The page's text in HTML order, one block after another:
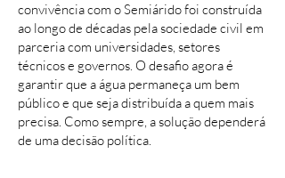
convivência com o Semiárido foi construída
ao longo de décadas pela sociedade civil em
parceria com universidades, setores
técnicos e governos. O desafio agora é
garantir que a água permaneça um bem
público e que seja distribuída a quem mais
precisa. Como sempre, a solução dependerá
de uma decisão política.